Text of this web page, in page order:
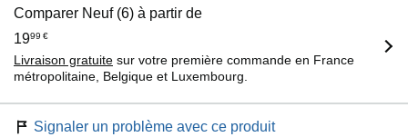
Comparer Neuf (6) à partir de
1999 €
Livraison gratuite sur votre première commande en France
métropolitaine, Belgique et Luxembourg.
Signaler un problème avec ce produit